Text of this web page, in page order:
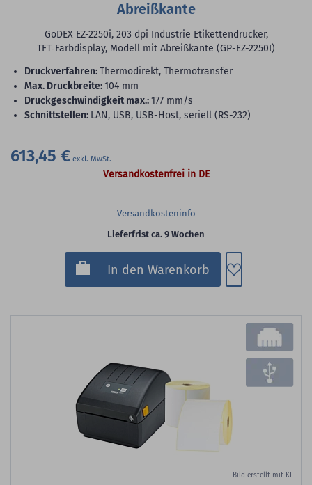
Abreißkante
GoDEX EZ-2250i, 203 dpi Industrie Etikettendrucker,
TFT‑Farbdisplay, Modell mit Abreißkante (GP-EZ-2250I)
Druckverfahren:Thermodirekt, Thermotransfer
max. Druckbreite:104 mm
Druckgeschwindigkeit max.:177 mm/s
Schnittstellen: LAN, USB, USB-Host, seriell (RS-232)
613,45 €
Versandkostenfrei in DE
Versandkosteninfo
Lieferfrist ca. 9 Wochen
In den Warenkorb Zum
Bild erstellt mit KI